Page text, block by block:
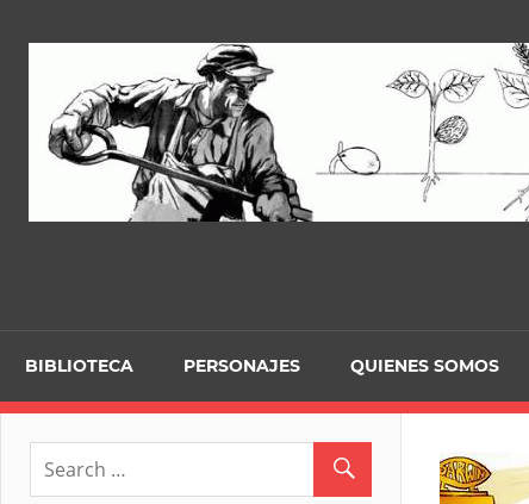
BIBLIOTECA PERSONAJES QUIENES SOMOS